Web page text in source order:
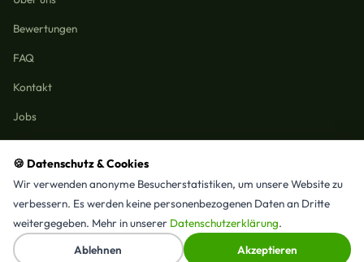
🍪 Datenschutz & Cookies
Wir verwenden anonyme Besucherstatistiken, um unsere Website zu
verbessern. Es werden keine personenbezogenen Daten an Dritte
weitergegeben. Mehr in unserer Datenschutzerklärung.
Ablehnen
Akzeptieren
Bewertungen
FAQ
Kontakt
Jobs
Alle Leistungen & Stadtteile
⭐ 4,9/5 Google · 15 Bewertungen · Seit 2025 in München
↑